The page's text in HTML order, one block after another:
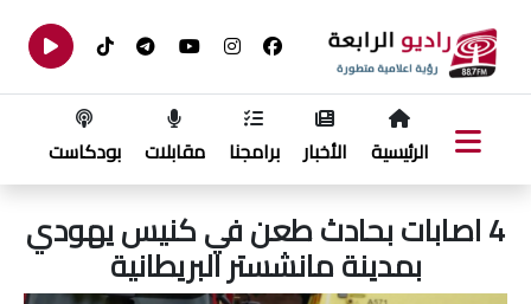
الرئيسية الأخبار برامجنا مقابلات بودكاست
4 اصابات بحادث طعن في كنيس يهودي
بمدينة مانشستر البريطانية